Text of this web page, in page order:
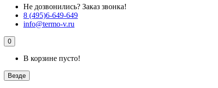
Не дозвонились? Заказ звонка!
8 (495)6-649-649
info@termo-v.ru
0
В корзине пусто!
Везде